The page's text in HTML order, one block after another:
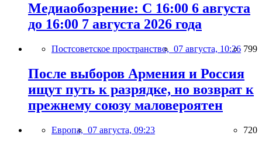
Медиаобозрение: С 16:00 6 августа
до 16:00 7 августа 2026 года
Постсоветское пространство, 07 августа, 10:26 799
После выборов Армения и Россия
ищут путь к разрядке, но возврат к
прежнему союзу маловероятен
Европа, 07 августа, 09:23 720